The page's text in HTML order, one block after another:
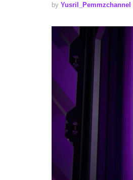
by Yusril_Pemmzchannel